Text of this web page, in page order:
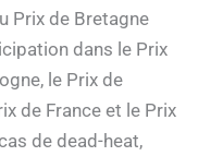
Prix de Bretagne
dans le Prix
le Prix de
de France et le Prix
de dead-heat,